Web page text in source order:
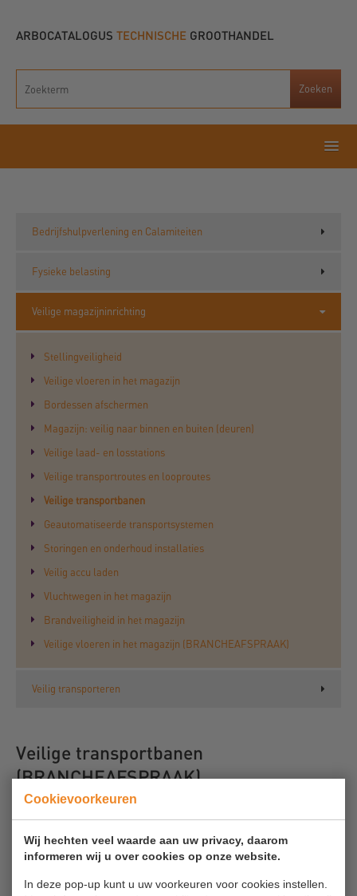
Cookievoorkeuren
Wij hechten veel waarde aan uw privacy, daarom
informeren wij u over cookies op onze website.
In deze pop-up kunt u uw voorkeuren voor cookies instellen.
ARBOCATALOGUS TECHNISCHE GROOTHANDEL
Bedrijfshulpverlening en Calamiteiten
Fysieke belasting
Veilige magazijninrichting
Stellingveiligheid
Veilige vloeren in het magazijn
Bordessen afschermen
Magazijn: veilig naar binnen en buiten (deuren)
Veilige laad- en losstations
Veilige transportroutes en looproutes
Veilige transportbanen
Geautomatiseerde transportsystemen
Storingen en onderhoud installaties
Veilig accu laden
Vluchtwegen in het magazijn
Brandveiligheid in het magazijn
Veilige vloeren in het magazijn (BRANCHEAFSPRAAK)
Veilig transporteren
Veilige transportbanen
(BRANCHEAFSPRAAK)
Bij transportbanen is er het risico op knelgevaar en het gevaar gegrepen
te worden door draaiende delen.
Daarom gelden hiervoor de volgende branche afspraken:
Langs de transportbanen dient bij werkplekken en looproutes